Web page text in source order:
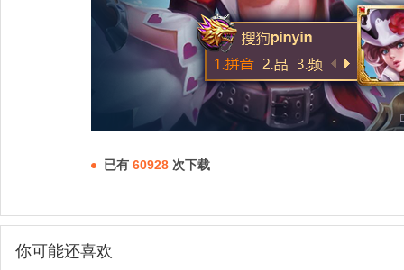
已有 60928 次下载
你可能还喜欢